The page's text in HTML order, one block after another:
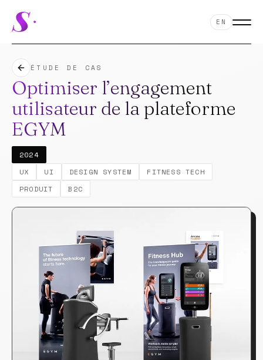
EN
ÉTUDE DE CAS
Optimiser l’engagement
utilisateur de la plateforme
EGYM
2024
UX
UI DESIGN SYSTEM
FITNESS TECH
PRODUIT
B2C